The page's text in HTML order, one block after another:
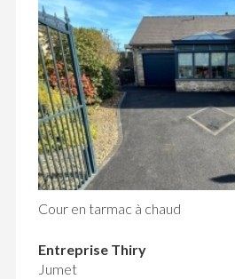
Cour en tarmac à chaud
Entreprise Thiry
Jumet